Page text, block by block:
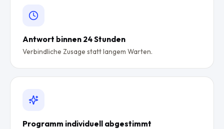
Antwort binnen 24 Stunden
Verbindliche Zusage statt langem Warten.
Programm individuell abgestimmt